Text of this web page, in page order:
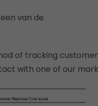
van de
of tracking
with one of our